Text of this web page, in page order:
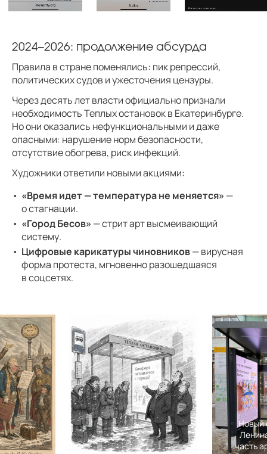
2024–2026: продолжение абсурда
Правила в стране поменялись: пик репрессий,
политических судов и ужесточения цензуры.
Через десять лет власти официально признали
необходимость Теплых остановок в Екатеринбурге.
Но они оказались нефункциональными и даже
опасными: нарушение норм безопасности,
отсутствие обогрева, риск инфекций.
Художники ответили новыми акциями:
«Время идет — температура не меняется» —
о стагнации.
«Город Бесов» — стрит арт высмеивающий
систему.
Цифровые карикатуры чиновников— вирусная
форма протеста, мгновенно разошедшаяся
в соцсетях.
Новый остановочный павильон на улице
Ленина в Екатеринбурге с кроватью как
часть арт-документации проекта «Тёплые